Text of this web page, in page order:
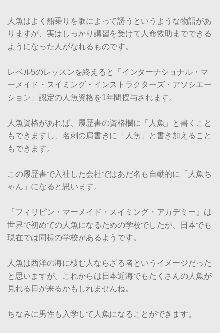
人魚はよく船乗りを歌によって誘うというような物語があ
りますが、実はしっかり講習を受けて人命救助までできる
ようになった人がなれるものです。
レベル5のレッスンを終えると「インターナショナル・マ
ーメイド・スイミング・インストラクターズ・アソシエー
ション」認定の人魚資格を1年間授与されます。
人魚資格があれば、履歴書の資格欄に「人魚」と書くこと
もできますし、名刺の肩書きに「人魚」と書き加えること
もできます。
この履歴書で入社した会社ではあだ名も自動的に「人魚ち
ゃん」になると思います。
『フィリピン・マーメイド・スイミング・アカデミー』は
世界で初めての人魚になるための学校でしたが、日本でも
現在では同様の学校があるようです。
人魚は西洋の海に棲む人ならざる者というイメージだった
と思いますが、これからは日本近海でもたくさんの人魚が
見れる日が来るかもしれませんね。
ちなみに男性も入学して人魚になることができます。